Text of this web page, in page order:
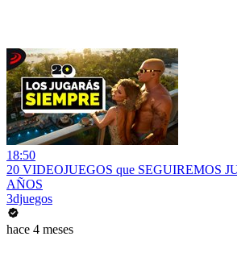
18:50
20 VIDEOJUEGOS que SEGUIREMOS
AÑOS
3djuegos
hace 4 meses